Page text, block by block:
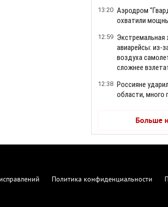
13:20 Аэродром
охватили
12:59 Экстремальная
авиарейсы: из-
воздуха
сложнее
12:38 Россияне
области, много
Больше
Политика конфиденциальности